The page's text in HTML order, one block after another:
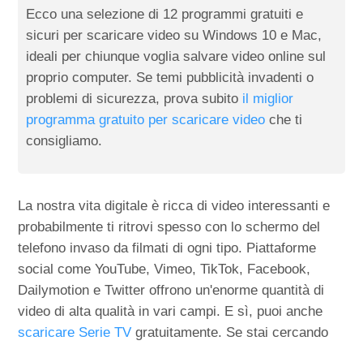
Ecco una selezione di 12 programmi gratuiti e
sicuri per scaricare video su Windows 10 e Mac,
ideali per chiunque voglia salvare video online sul
proprio computer. Se temi pubblicità invadenti o
problemi di sicurezza, prova subito il miglior
programma gratuito per scaricare video che ti
consigliamo.
La nostra vita digitale è ricca di video interessanti e
probabilmente ti ritrovi spesso con lo schermo del
telefono invaso da filmati di ogni tipo. Piattaforme
social come YouTube, Vimeo, TikTok, Facebook,
Dailymotion e Twitter offrono un'enorme quantità di
video di alta qualità in vari campi. E sì, puoi anche
scaricare Serie TV gratuitamente. Se stai cercando